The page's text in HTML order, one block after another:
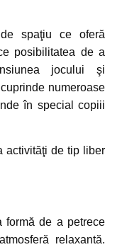
spaţiu ce oferă
posibilitatea de a
jocului şi
numeroase
în special copiii
activităţi de tip liber
formă de a petrece
relaxantă.